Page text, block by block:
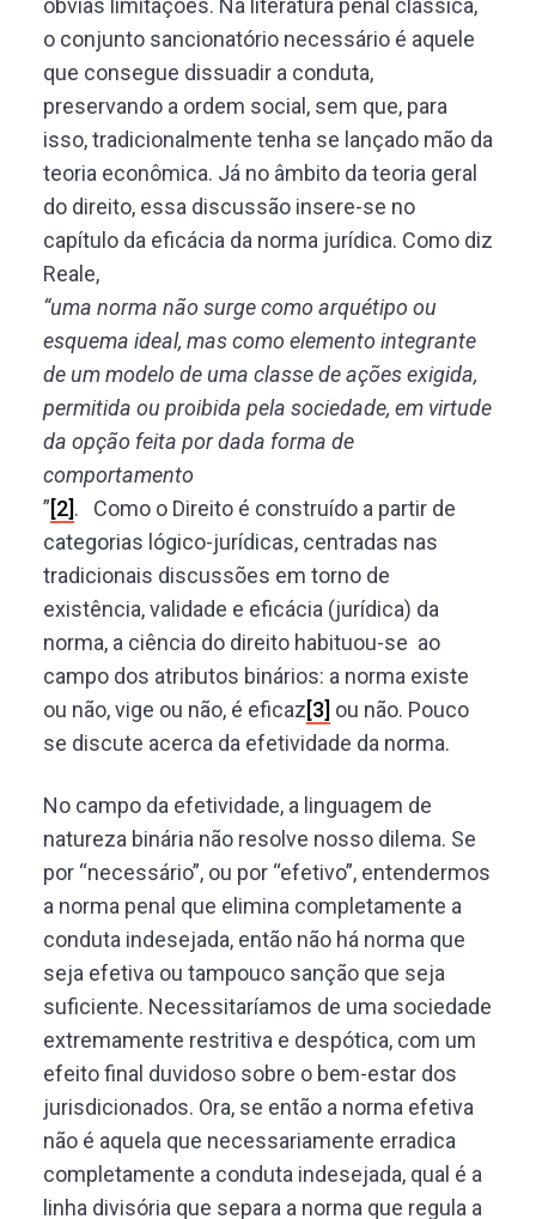
óbvias limitações. Na literatura penal clássica,
o conjunto sancionatório necessário é aquele
que consegue dissuadir a conduta,
preservando a ordem social, sem que, para
isso, tradicionalmente tenha se lançado mão da
teoria econômica. Já no âmbito da teoria geral
do direito, essa discussão insere-se no
capítulo da eficácia da norma jurídica. Como diz
Reale,
“uma norma não surge como arquétipo ou
esquema ideal, mas como elemento integrante
de um modelo de uma classe de ações exigida,
permitida ou proibida pela sociedade, em virtude
da opção feita por dada forma de
comportamento
”[2]. Como o Direito é construído a partir de
categorias lógico-jurídicas, centradas nas
tradicionais discussões em torno de
existência, validade e eficácia (jurídica) da
norma, a ciência do direito habituou-se ao
campo dos atributos binários: a norma existe
ou não, vige ou não, é eficaz[3] ou não. Pouco
se discute acerca da efetividade da norma.
No campo da efetividade, a linguagem de
natureza binária não resolve nosso dilema. Se
por “necessário”, ou por “efetivo”, entendermos
a norma penal que elimina completamente a
conduta indesejada, então não há norma que
seja efetiva ou tampouco sanção que seja
suficiente. Necessitaríamos de uma sociedade
extremamente restritiva e despótica, com um
efeito final duvidoso sobre o bem-estar dos
jurisdicionados. Ora, se então a norma efetiva
não é aquela que necessariamente erradica
completamente a conduta indesejada, qual é a
linha divisória que separa a norma que regula a